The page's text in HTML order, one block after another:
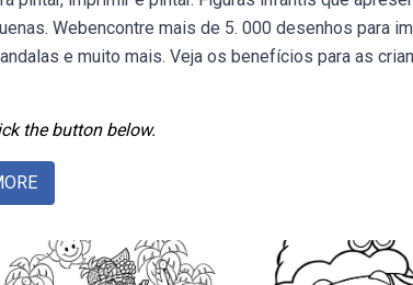
Webencontre mais de 5. 000 desenhos para
e muito mais. Veja os benefícios para as
the button below.